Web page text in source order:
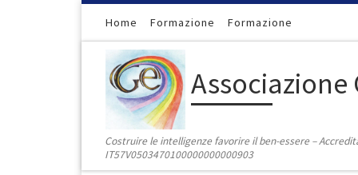
Passa al contenutoHome Formazione Formazione
Associazione
Costruire le intelligenze favorire il ben-essere –
IT57V0503470100000000000903